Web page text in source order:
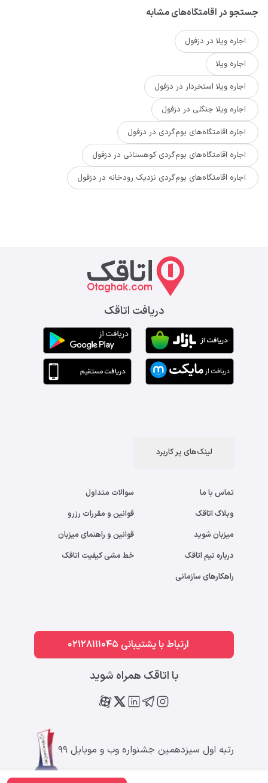
جستجو در اقامتگاه‌های مشابه
اجاره ویلا در دزفول
اجاره ویلا
اجاره ویلا استخردار در دزفول
اجاره ویلا جنگلی در دزفول
اجاره اقامتگاه‌های بوم‌گردی در دزفول
اجاره اقامتگاه‌های بوم‌گردی کوهستانی در دزفول
اجاره اقامتگاه‌های بوم‌گردی نزدیک رودخانه در دزفول
دریافت اتاقک
لینک‌های پر کاربرد
تماس با ما
وبلاگ اتاقک
میزبان شوید
درباره تیم اتاقک
راهکارهای سازمانی
سوالات متداول
قوانین و مقررات رزرو
قوانین و راهنمای میزبان
خط مشی کیفیت اتاقک
ارتباط با پشتیبانی 02128111045
با اتاقک همراه شوید
رتبه اول سیزدهمین جشنواره وب و موبایل ۹۹